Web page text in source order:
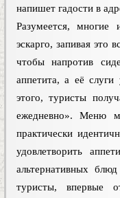
напишет гадости в
Разумеется, многие
эскарго, запивая
чтобы напротив
аппетита, а её
этого, туристы
ежедневно». Меню
практически
удовлетворить
альтернативных
туристы, впервые